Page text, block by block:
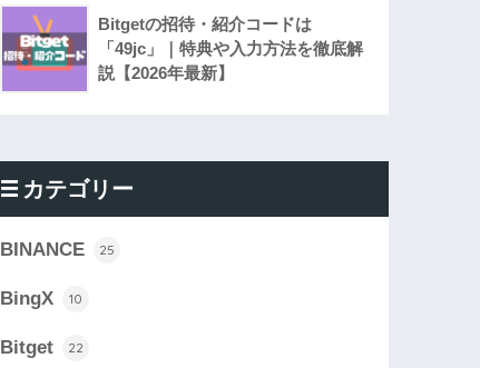
Bitgetの招待・紹介コードは
「49jc」｜特典や入力方法を徹底解
説【2026年最新】
カテゴリー
BINANCE 25
BingX 10
Bitget 22